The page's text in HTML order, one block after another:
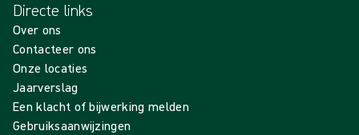
Directe links
Over ons
Contacteer ons
Onze locaties
Jaarverslag
Een klacht of bijwerking melden
Gebruiksaanwijzingen